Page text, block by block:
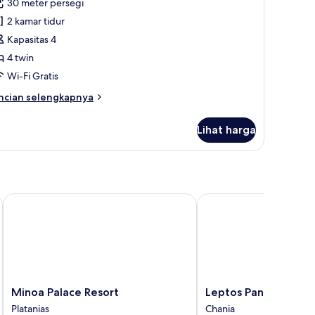
30 meter persegi
2 kamar tidur
Kapasitas 4
4 twin
Wi-Fi Gratis
selengkapnya
Lihat harga
Minoa
Palace
Minoa Palace Resort
Platanias
Minoa Palace Resort
Leptos
Panorama
Leptos Panorama
Chania
Leptos Panorama Hotel